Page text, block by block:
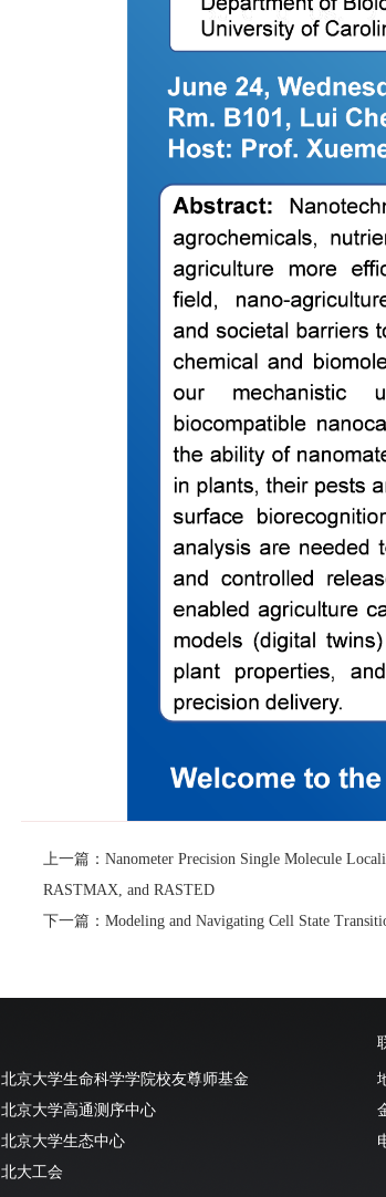
上一篇：Nanometer Precision Single Molecule
RASTMAX, and RASTED
下一篇：Modeling and Navigating Cell State
北京大学生命科学学院校友尊师基金
北京大学高通测序中心
北京大学生态中心
北大工会